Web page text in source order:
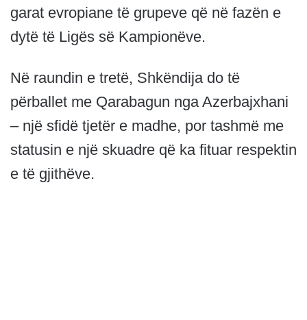
garat evropiane të grupeve që në fazën e
dytë të Ligës së Kampionëve.
Në raundin e tretë, Shkëndija do të
përballet me Qarabagun nga Azerbajxhani
– një sfidë tjetër e madhe, por tashmë me
statusin e një skuadre që ka fituar respektin
e të gjithëve.